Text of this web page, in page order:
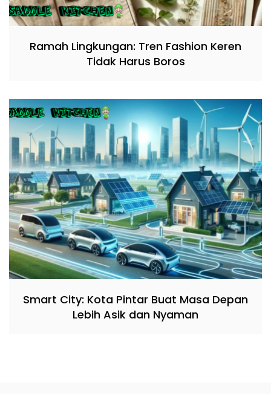
Ramah Lingkungan: Tren Fashion Keren
Tidak Harus Boros
Smart City: Kota Pintar Buat Masa Depan
Lebih Asik dan Nyaman